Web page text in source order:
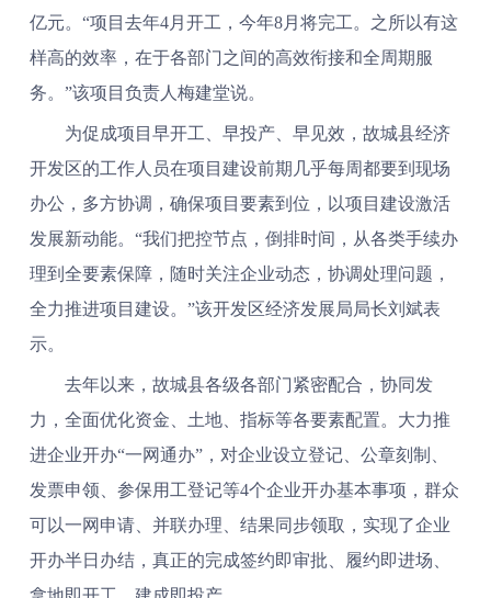
亿元。“项目去年4月开工，今年8月将完工。之所以有这
样高的效率，在于各部门之间的高效衔接和全周期服
务。”该项目负责人梅建堂说。
为促成项目早开工、早投产、早见效，故城县经济
开发区的工作人员在项目建设前期几乎每周都要到现场
办公，多方协调，确保项目要素到位，以项目建设激活
发展新动能。“我们把控节点，倒排时间，从各类手续办
理到全要素保障，随时关注企业动态，协调处理问题，
全力推进项目建设。”该开发区经济发展局局长刘斌表
示。
去年以来，故城县各级各部门紧密配合，协同发
力，全面优化资金、土地、指标等各要素配置。大力推
进企业开办“一网通办”，对企业设立登记、公章刻制、
发票申领、参保用工登记等4个企业开办基本事项，群众
可以一网申请、并联办理、结果同步领取，实现了企业
开办半日办结，真正的完成签约即审批、履约即进场、